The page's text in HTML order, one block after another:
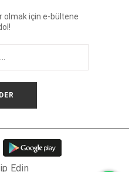
olmak için e-bültene
Edin